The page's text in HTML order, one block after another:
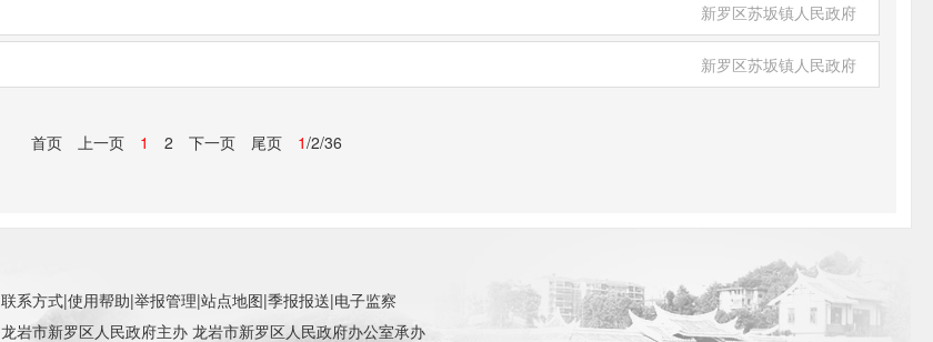
新罗区苏坂镇人民政府
新罗区苏坂镇人民政府
首页 上一页 1 2 下一页 尾页 1/2/36
联系方式|使用帮助|举报管理|站点地图|季报报送|电子监察
龙岩市新罗区人民政府主办 龙岩市新罗区人民政府办公室承办